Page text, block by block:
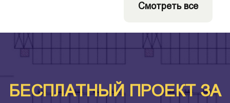
Смотреть все
БЕСПЛАТНЫЙ ПРОЕКТ ЗА